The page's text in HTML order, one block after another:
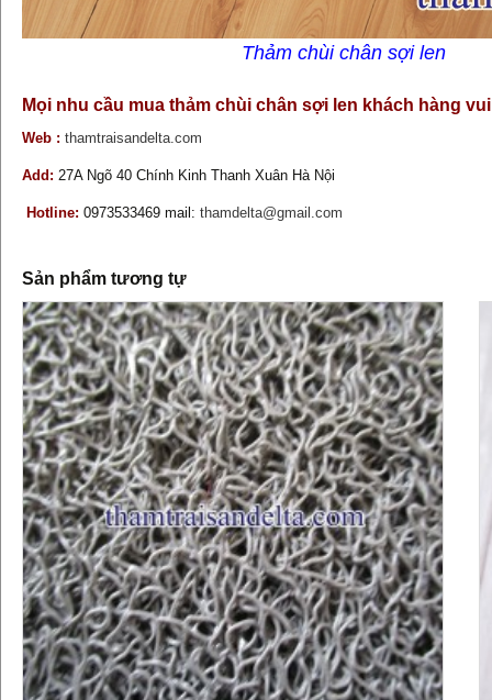
Thảm chùi chân sợi len
Mọi nhu cầu mua thảm chùi chân sợi len khách hàng
Web : thamtraisandelta.com
Add: 27A Ngõ 40 Chính Kinh Thanh Xuân Hà Nội
Hotline: 0973533469 mail: thamdelta@gmail.com
Sản phẩm tương tự